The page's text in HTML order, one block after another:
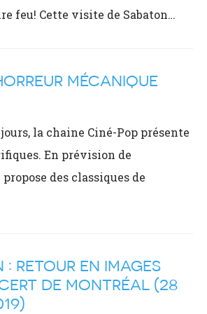
feu! Cette visite de Sabaton…
MÉCANIQUE
la chaine Ciné-Pop présente
En prévision de
des classiques de
RETOUR EN IMAGES
DE MONTRÉAL (28